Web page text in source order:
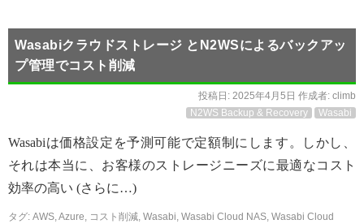
Wasabiクラウドストレージ とN2WSによるバックアッ
プ管理でコスト削減
投稿日: 2025年4月5日 作成者: climb
N2WS Backup & Recovery
Wasabi
Wasabiは価格設定を予測可能で定額制にします。しかし、
それは本当に、お客様のストレージニーズに最適なコスト
効率の高い (さらに…)
タグ: AWS,Azure, コスト削減, Wasabi, Wasabi Cloud NAS, Wasabi Cloud